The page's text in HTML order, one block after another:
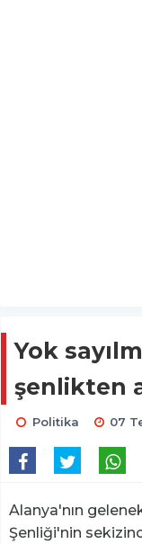
Yok
şenlikten
Politika 07
Alanya'nın
Şenliği'nin